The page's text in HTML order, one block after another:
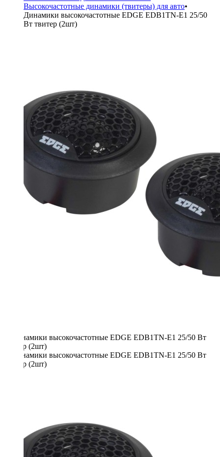
Высокочастотные динамики (твитеры) для авто•
Динамики высокочастотные EDGE EDB1TN-E1 25/50
Вт твитер (2шт)